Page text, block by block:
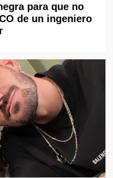
para que no
de un ingeniero